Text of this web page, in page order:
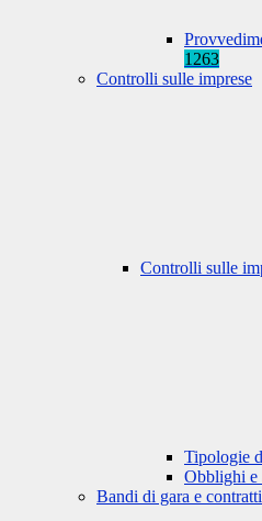
1263
Controlli sulle imprese
Controlli sulle
Tipologie
Obblighi e
Bandi di gara e contratti